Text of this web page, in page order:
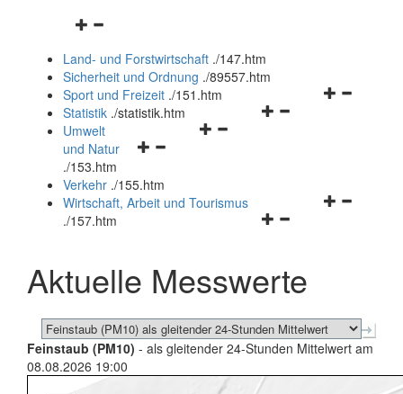
Navigationsmenü
und
schließen
Land- und Forstwirtschaft ./147.htm
Sicherheit und Ordnung ./89557.htm
Navigationsmenü
Sport und Freizeit ./151.htm
Navigationsmenü
Statistik ./statistik.htm
Navigationsmenü
und
schließen
Umwelt
und Natur
./153.htm
Verkehr ./155.htm
Navigationsmenü
schließen
Wirtschaft, Arbeit und Tourismus
./157.htm
Aktuelle Messwerte
Feinstaub (PM10) - als gleitender 24-Stunden Mittelwert am
08.08.2026 19:00